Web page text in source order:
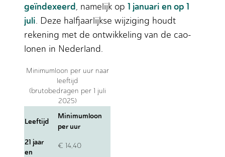
geïndexeerd, namelijk op 1 januari en op 1
juli. Deze halfjaarlijkse wijziging houdt
rekening met de ontwikkeling van de cao-
lonen in Nederland.
Minimumloon per uur naar
leeftijd
(brutobedragen per 1 juli
2025)
Leeftijd
Minimumloon
per uur
21 jaar
en
€ 14,40